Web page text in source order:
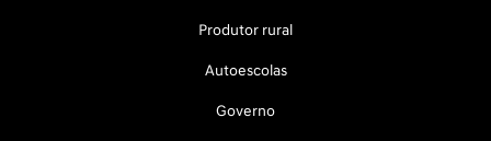
Produtor rural
Autoescolas
Governo